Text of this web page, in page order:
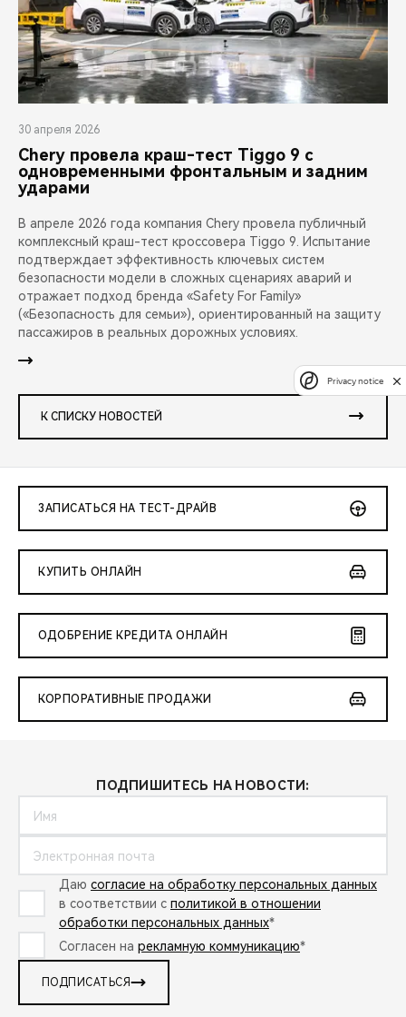
30 апреля 2026
Chery провела краш-тест Tiggo 9 с
одновременными фронтальным и задним
ударами
В апреле 2026 года компания Chery провела публичный
комплексный краш-тест кроссовера Tiggo 9. Испытание
подтверждает эффективность ключевых систем
безопасности модели в сложных сценариях аварий и
отражает подход бренда «Safety For Family»
(«Безопасность для семьи»), ориентированный на защиту
пассажиров в реальных дорожных условиях.
К СПИСКУ НОВОСТЕЙ
ЗАПИСАТЬСЯ НА ТЕСТ-ДРАЙВ
КУПИТЬ ОНЛАЙН
ОДОБРЕНИЕ КРЕДИТА ОНЛАЙН
КОРПОРАТИВНЫЕ ПРОДАЖИ
ПОДПИШИТЕСЬ НА НОВОСТИ:
Даю согласие на обработку персональных данных
в соответствии с политикой в отношении
обработки персональных данных*
Согласен на рекламную коммуникацию*
ПОДПИСАТЬСЯ
Privacy notice